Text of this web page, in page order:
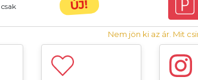
ÚJ!
Nem jön ki az ár. Mit